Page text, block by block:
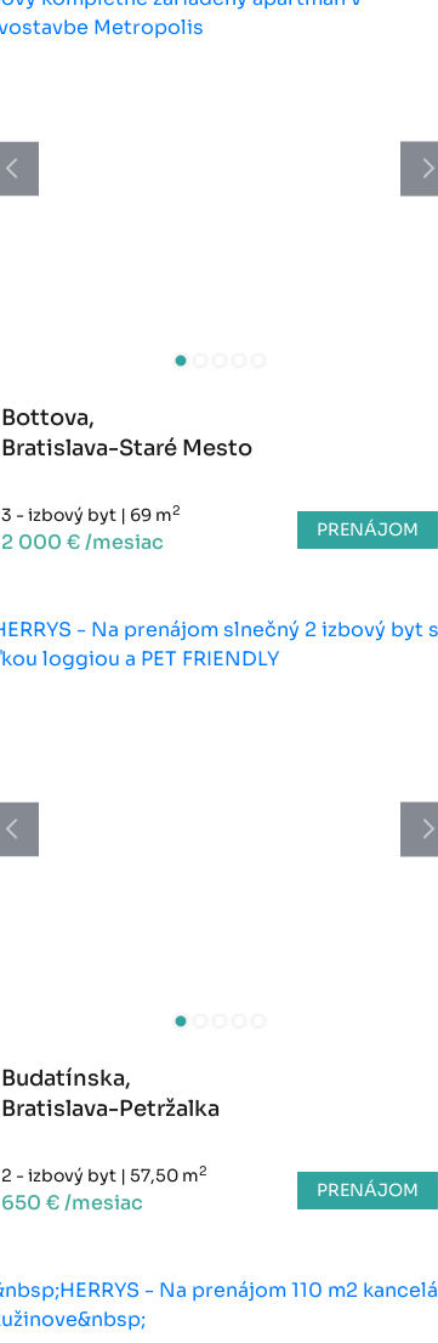
Bottova,
Bratislava-Staré Mesto
3 - izbový byt | 69 m2
2 000 € /mesiac PRENÁJOM
Budatínska,
Bratislava-Petržalka
2 - izbový byt | 57,50 m2
650 € /mesiac PRENÁJOM